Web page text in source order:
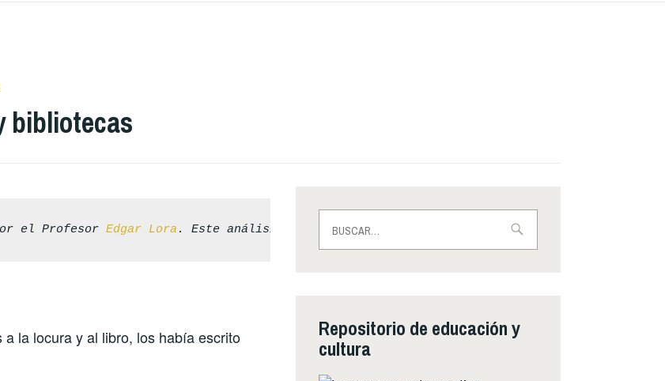
bibliotecas
el Profesor Edgar Lora . Este análisis es sobre mi ensayo académico El libro es un
la locura y al libro, los había escrito
Repositorio de educación y
cultura